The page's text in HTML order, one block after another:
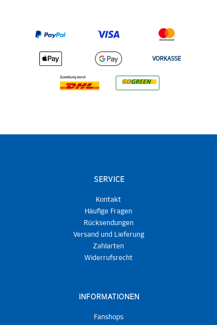
VORKASSE
SERVICE
Kontakt
Häufige Fragen
Rücksendungen
Versand und Lieferung
Zahlarten
Widerrufsrecht
INFORMATIONEN
Fanshops